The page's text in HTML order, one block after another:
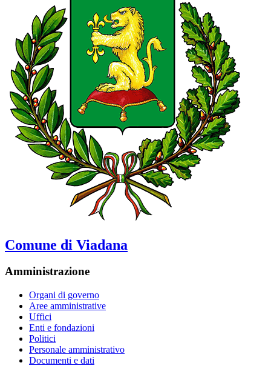
Comune di Viadana
Amministrazione
Organi di governo
Aree amministrative
Uffici
Enti e fondazioni
Politici
Personale amministrativo
Documenti e dati